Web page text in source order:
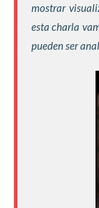
mostrar
esta charla
pueden ser